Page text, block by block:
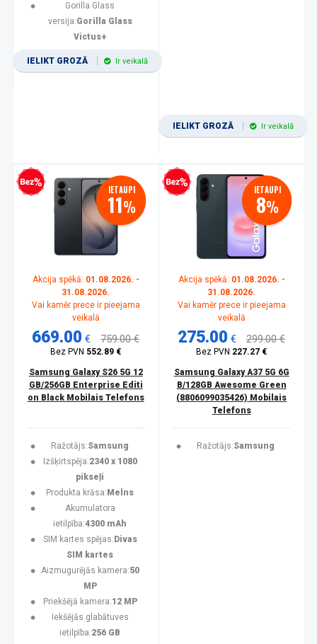
Gorilla Glass
versija:Gorilla Glass
Victus+
IELIKT GROZĀ Ir veikalā
IELIKT GROZĀ Ir veikalā
kredīts IETAUPI
11%
Akcija spēkā: 01.08.2026. -
31.08.2026.
Vai kamēr prece ir pieejama
veikalā
669.00 € 759.00 €
Bez PVN 552.89 €
Samsung Galaxy S26 5G 12
GB/256GB Enterprise Editi
on Black Mobilais Telefons
Ražotājs:Samsung
Izšķirtspēja:2340 x 1080
pikseļi
Produkta krāsa: Melns
Akumulatora
ietilpība:4300 mAh
SIM kartes spējas: Divas
SIM kartes
Aizmugurējās kamera:50
MP
Priekšējā kamera:12 MP
Iekšējās glabātuves
ietilpība:256 GB
Bezprocentu kredīts IETAUPI
8%
Akcija spēkā: 01.08.2026. -
31.08.2026.
Vai kamēr prece ir pieejama
veikalā
275.00 € 299.00 €
Bez PVN 227.27 €
Samsung Galaxy A37 5G 6G
B/128GB Awesome Green
(8806099035426) Mobilais
Telefons
Ražotājs:Samsung